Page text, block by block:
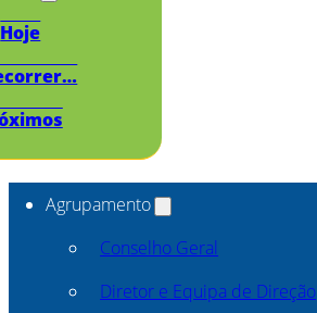
Hoje
Agrupamento
Conselho Geral
Diretor e Equipa de Direção